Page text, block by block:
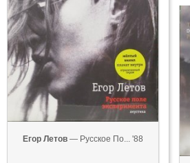
Егор Летов — Русское По... '88